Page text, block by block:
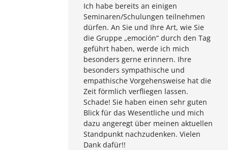
Ich habe bereits an einigen
Seminaren/Schulungen teilnehmen
dürfen. An Sie und Ihre Art, wie Sie
die Gruppe „emoción“ durch den Tag
geführt haben, werde ich mich
besonders gerne erinnern. Ihre
besonders sympathische und
empathische Vorgehensweise hat die
Zeit förmlich verfliegen lassen.
Schade! Sie haben einen sehr guten
Blick für das Wesentliche und mich
dazu angeregt über meinen aktuellen
Standpunkt nachzudenken. Vielen
Dank dafür!!